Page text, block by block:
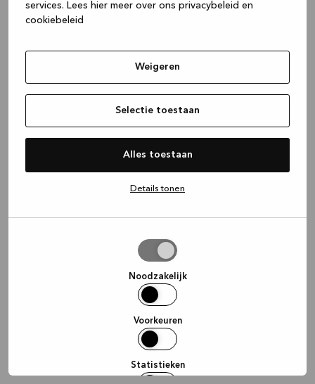
services. Lees hier meer over ons privacybeleid en
cookiebeleid
Weigeren
Selectie toestaan
Alles toestaan
Details tonen
Noodzakelijk
Voorkeuren
Statistieken
(see the browser console for more
information).